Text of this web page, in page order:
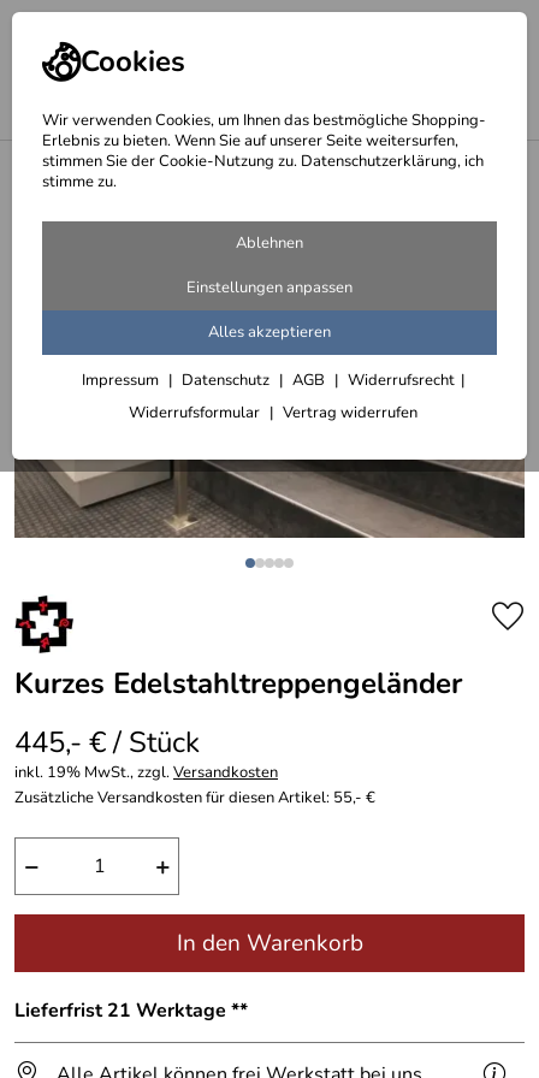
Cookies
Wir verwenden Cookies, um Ihnen das bestmögliche Shopping-
Erlebnis zu bieten. Wenn Sie auf unserer Seite weitersurfen,
stimmen Sie der Cookie-Nutzung zu. Datenschutzerklärung, ich
stimme zu.
Ablehnen
Einstellungen anpassen
Alles akzeptieren
Impressum Datenschutz AGB
Widerrufsrecht
Widerrufsformular
Vertrag widerrufen
Treppengeländer aus Edelstahl - Edelstahlgeländer
Kurzes Edelstahltreppengeländer
445,- € / Stück
inkl. 19% MwSt., zzgl.Versandkosten
Zusätzliche Versandkosten für diesen Artikel: 55,- €
− +
In den Warenkorb
Lieferfrist 21 Werktage **